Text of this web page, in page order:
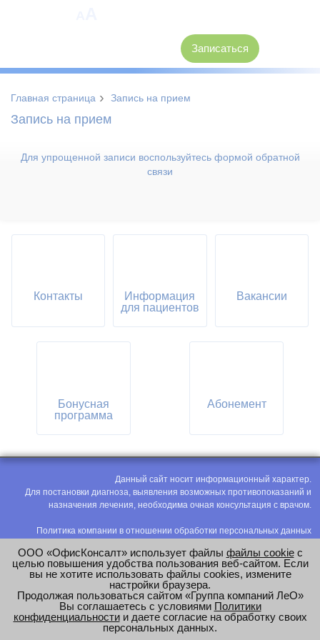
Записаться
Главная страница › Запись на прием
Запись на прием
Для упрощенной записи воспользуйтесь формой обратной
связи
Контакты
Информация
для пациентов
Вакансии
Бонусная
программа
Абонемент
Данный сайт носит информационный характер.
Для постановки диагноза, выявления возможных противопоказаний и
назначения лечения, необходима очная консультация с врачом.
Политика компании в отношении обработки персональных данных
Соглашение на обработку персональных данных
Оценка труда
e-mail:office@modus-leo.ru
ООО «ОфисКонсалт» использует файлы файлы cookieс
целью повышения удобства пользования веб-сайтом. Если
вы не хотите использовать файлы cookies, измените
настройки браузера.
Продолжая пользоваться сайтом «Группа компаний ЛеО»
Вы соглашаетесь с условиями Политики
конфиденциальностии даете согласие на обработку своих
персональных данных.